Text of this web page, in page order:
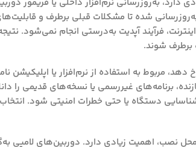
دارد، به‌روزرسانی نرم‌افزار داخلی یا فریمور
شده تا مشکلات قبلی برطرف و قابلیت‌های
فرآیند آپدیت به‌درستی انجام نمی‌شود.
برطرف شوند.
مربوط به استفاده از نرم‌افزار یا اپلیکیشن
برنامه‌های غیررسمی یا نسخه‌های قدیمی را
دستگاه یا حتی خطرات امنیتی شود. انتخاب